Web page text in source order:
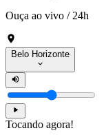
Ouça ao vivo / 24h
Belo Horizonte
Tocando agora!